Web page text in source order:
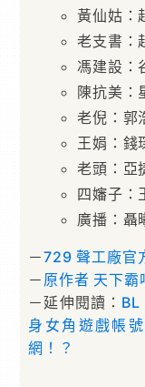
黃仙姑：
老支書：
馮建設：
陳抗美：
老倪：郭
王娟：錢
老頭：亞
四嬸子：
廣播：聶
－729 聲工廠官
－ 原作者 天下霸
－延伸閱讀： BL
身女角遊戲帳
網！？